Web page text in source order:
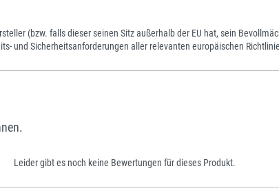
(bzw. falls dieser seinen Sitz außerhalb der EU hat, sein
und Sicherheitsanforderungen aller relevanten europäischen
Leider gibt es noch keine Bewertungen für dieses Produkt.